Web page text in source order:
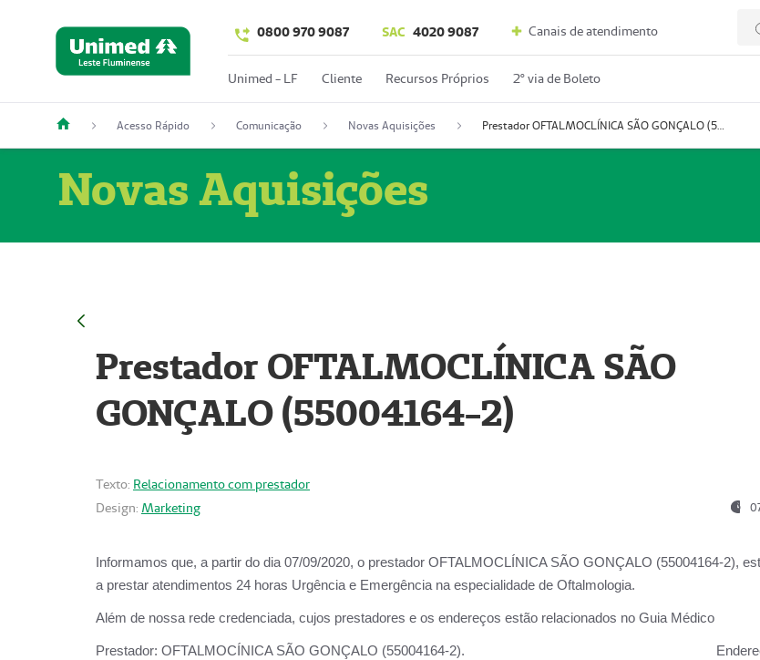
0800 970 9087 SAC 4020 9087 Canais de atendimento
Unimed - LF Cliente Recursos Próprios 2º via de Boleto
Acesso Rápido Comunicação Novas Aquisições Prestador OFTALMOCLÍNICA SÃO GONÇALO (55004164-2)
Novas Aquisições
Prestador OFTALMOCLÍNICA SÃO
GONÇALO (55004164-2)
Texto: Relacionamento com prestador
Design: Marketing
Informamos que, a partir do dia 07/09/2020, o prestador OFTALMOCLÍNICA SÃO GONÇALO (55004164-2),
a prestar atendimentos 24 horas Urgência e Emergência na especialidade de Oftalmologia.
Além de nossa rede credenciada, cujos prestadores e os endereços estão relacionados no Guia Médico
Prestador: OFTALMOCÍNICA SÃO GONÇALO (55004164-2).